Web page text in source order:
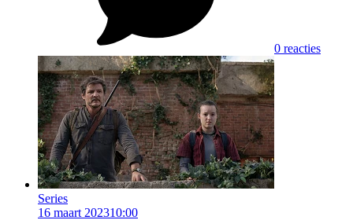
0 reacties
Series
16 maart 202310:00